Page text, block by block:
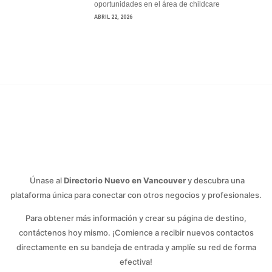
oportunidades en el área de childcare
ABRIL 22, 2026
Únase alDirectorio Nuevo en Vancouvery descubra una
plataforma única para conectar con otros negocios y profesionales.
Para obtener más información y crear su página de destino,
contáctenos hoy mismo. ¡Comience a recibir nuevos contactos
directamente en su bandeja de entrada y amplíe su red de forma
efectiva!